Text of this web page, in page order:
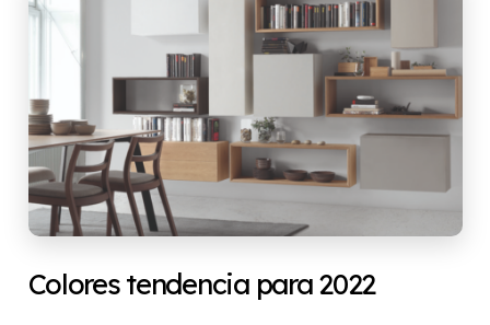
Colores tendencia para 2022